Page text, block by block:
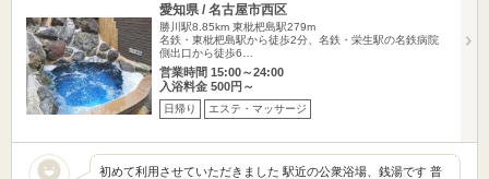
愛知県 / 名古屋市西区
勝川駅8.85km 東枇杷島駅279m
名鉄・東枇杷島駅から徒歩2分、名鉄・栄生駅の名鉄病院
側出口から徒歩6…
営業時間 15:00～24:00
入浴料金 500円～
日帰り エステ・マッサージ
初めて利用させていただきました 駅近の公衆浴場、銭湯です 普